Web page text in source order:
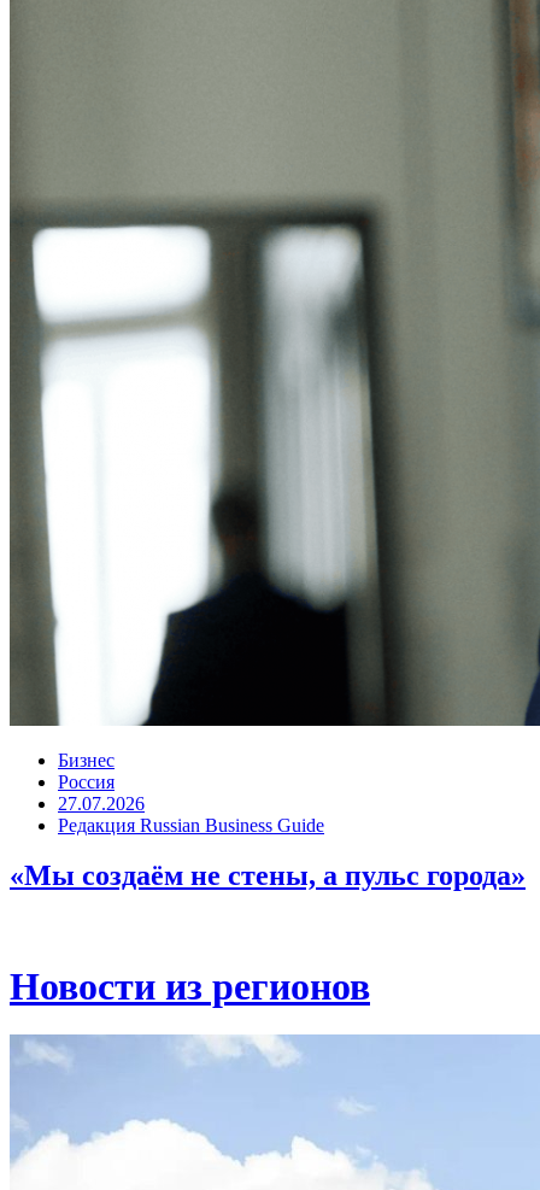
Бизнес
Россия
27.07.2026
Редакция Russian Business Guide
«Мы создаём не стены, а пульс города»
Новости из регионов